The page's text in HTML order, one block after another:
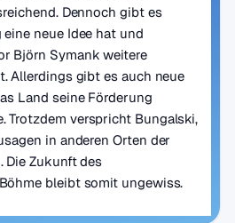
Dennoch gibt es
neue Idee hat und
Björn Symank weitere
Allerdings gibt es auch neue
Land seine Förderung
Trotzdem verspricht Bungalski,
in anderen Orten der
Die Zukunft des
bleibt somit ungewiss.